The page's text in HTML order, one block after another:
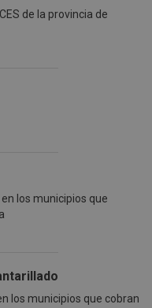
de la provincia de
los municipios que
los municipios que cobran